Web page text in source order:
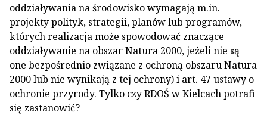
oddziaływania na środowisko wymagają m.in.
projekty polityk, strategii, planów lub programów,
których realizacja może spowodować znaczące
oddziaływanie na obszar Natura 2000, jeżeli nie są
one bezpośrednio związane z ochroną obszaru Natura
2000 lub nie wynikają z tej ochrony) i art. 47 ustawy o
ochronie przyrody. Tylko czy RDOŚ w Kielcach potrafi
się zastanowić?